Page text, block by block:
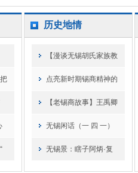
历史地情
【漫谈无锡胡氏家族教
点亮新时期锡商精神的
【老锡商故事】王禹卿
无锡闲话（一 四 一）
无锡景：瞎子阿炳·复